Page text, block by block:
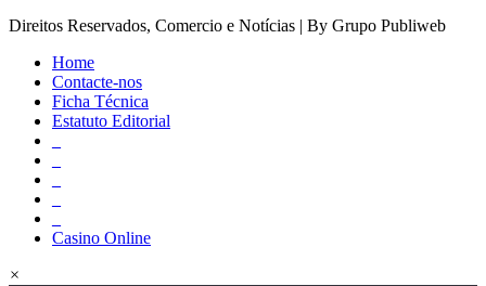
Direitos Reservados, Comercio e Notícias | By Grupo Publiweb
Home
Contacte-nos
Ficha Técnica
Estatuto Editorial
Casino Online
×